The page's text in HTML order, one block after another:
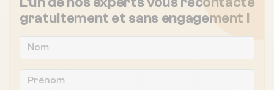
gratuitement et sans engagement !